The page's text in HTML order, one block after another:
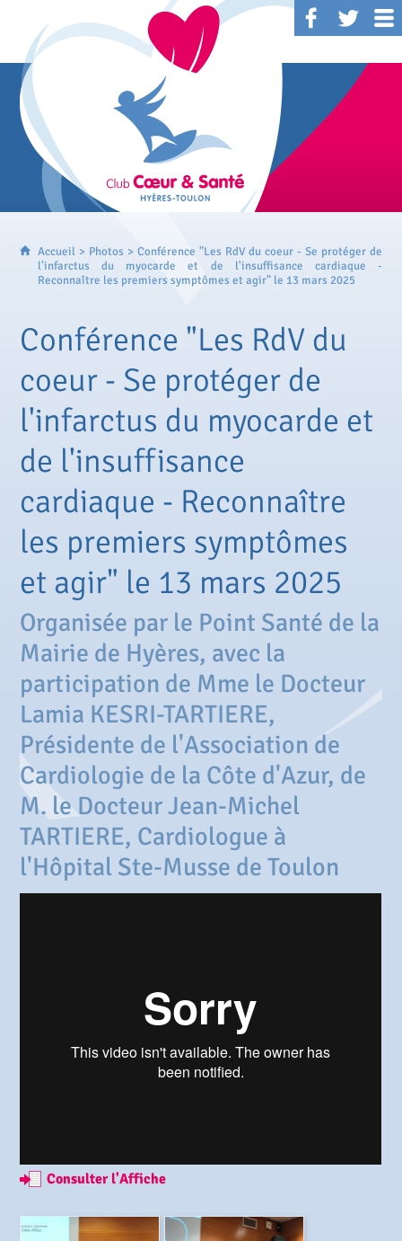
Accueil > Photos > Conférence "Les RdV du coeur - Se protéger de
l'infarctus du myocarde et de l'insuffisance cardiaque -
Reconnaître les premiers symptômes et agir" le 13 mars 2025
Conférence "Les RdV du
coeur - Se protéger de
l'infarctus du myocarde et
de l'insuffisance
cardiaque - Reconnaître
les premiers symptômes
et agir" le 13 mars 2025
Organisée par le Point Santé de la
Mairie de Hyères, avec la
participation de Mme le Docteur
Lamia KESRI-TARTIERE,
Présidente de l'Association de
Cardiologie de la Côte d'Azur, de
M. le Docteur Jean-Michel
TARTIERE, Cardiologue à
l'Hôpital Ste-Musse de Toulon
Consulter l'Affiche